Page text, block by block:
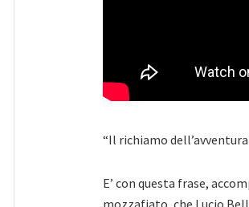
“Il richiamo
E’ con questa frase,
mozzafiato, che Lucio